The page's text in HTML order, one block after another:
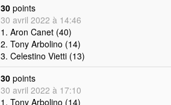
30 points
30 avril 2022 à 14:46
1. Aron Canet (40)
2. Tony Arbolino (14)
3. Celestino Vietti (13)
30 points
30 avril 2022 à 17:10
1. Tony Arbolino (14)